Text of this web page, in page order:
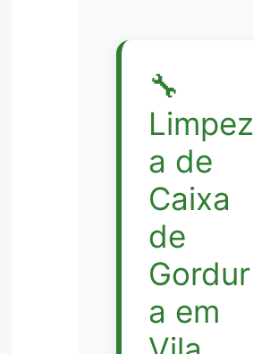
🔧
Limpez
a de
Caixa
de
Gordur
a em